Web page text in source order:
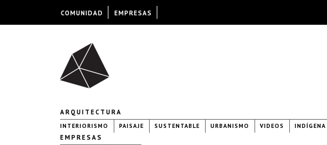
ARQUITECTURA
INTERIORISMO PAISAJE SUSTENTABLE URBANISMO VIDEOS INDÍGENA
EMPRESAS
COMUNIDAD EMPRESAS